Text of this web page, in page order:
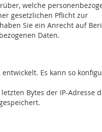
welche
gesetzlichen Pflicht zur
Sie ein Anrecht auf
Daten.
Es kann so
Bytes der IP-Adresse